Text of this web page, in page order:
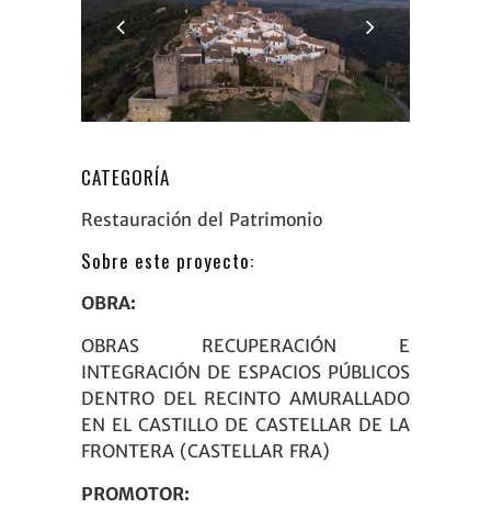
CATEGORÍA
Restauración del Patrimonio
Sobre este proyecto:
OBRA:
OBRAS RECUPERACIÓN E
INTEGRACIÓN DE ESPACIOS PÚBLICOS
DENTRO DEL RECINTO AMURALLADO
EN EL CASTILLO DE CASTELLAR DE LA
FRONTERA (CASTELLAR FRA)
PROMOTOR: